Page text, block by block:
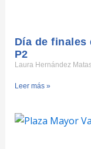
Día de finales
P2
Laura Hernández
Leer más »